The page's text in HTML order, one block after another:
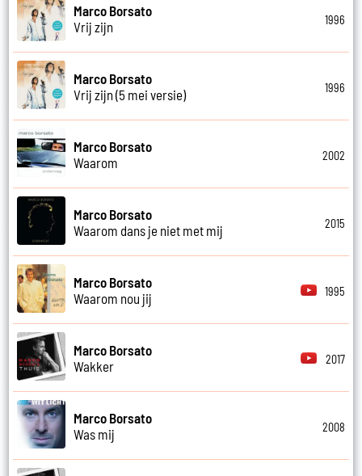
Marco Borsato
Vrij zijn
1996
Marco Borsato
Vrij zijn (5 mei versie)
1996
Marco Borsato
Waarom
2002
Marco Borsato
Waarom dans je niet met mij
2015
Marco Borsato
Waarom nou jij
1995
Marco Borsato
Wakker
2017
Marco Borsato
Was mij
2008